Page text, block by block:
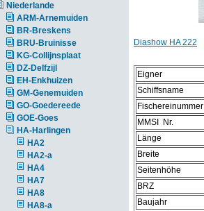
Niederlande
ARM-Arnemuiden
BR-Breskens
BRU-Bruinisse
KG-Collijnsplaat
DZ-Delfzijl
EH-Enkhuizen
GM-Genemuiden
GO-Goedereede
GOE-Goes
HA-Harlingen
HA2
HA2-a
HA4
HA7
HA8
HA8-a
Diashow HA 222
Eigner
Schiffsname
Fischereinummer
MMSI Nr.
Länge
Breite
Seitenhöhe
BRZ
Baujahr